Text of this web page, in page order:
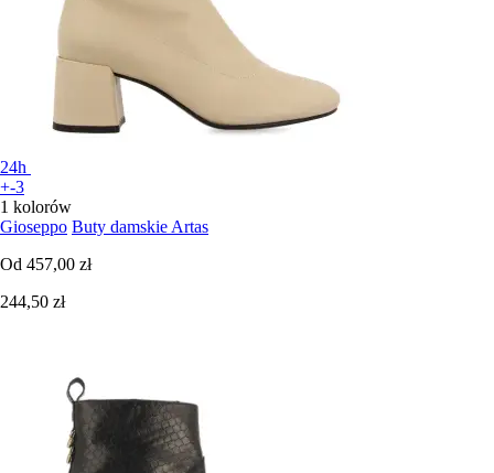
24h
+-3
1 kolorów
Gioseppo Buty damskie Artas
Od 457,00 zł
244,50 zł